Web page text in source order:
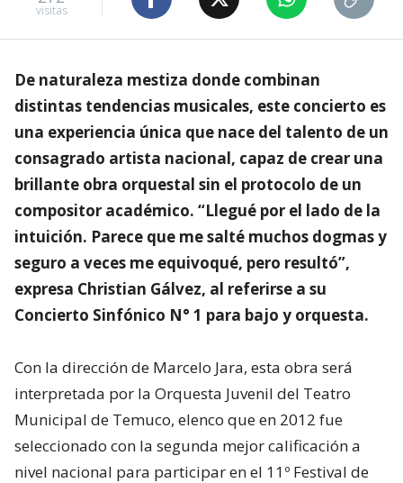
visitas
De naturaleza mestiza donde combinan
distintas tendencias musicales, este concierto es
una experiencia única que nace del talento de un
consagrado artista nacional, capaz de crear una
brillante obra orquestal sin el protocolo de un
compositor académico. “Llegué por el lado de la
intuición. Parece que me salté muchos dogmas y
seguro a veces me equivoqué, pero resultó”,
expresa Christian Gálvez, al referirse a su
Concierto Sinfónico N° 1 para bajo y orquesta.
Con la dirección de Marcelo Jara, esta obra será
interpretada por la Orquesta Juvenil del Teatro
Municipal de Temuco, elenco que en 2012 fue
seleccionado con la segunda mejor calificación a
nivel nacional para participar en el 11º Festival de